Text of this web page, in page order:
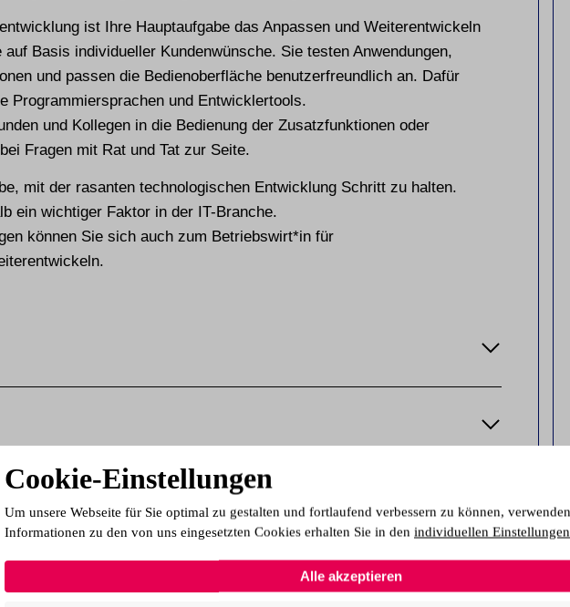
ist Ihre Hauptaufgabe das Anpassen und Weiterentwickeln
Basis individueller Kundenwünsche. Sie testen Anwendungen,
und passen die Bedienoberfläche benutzerfreundlich an. Dafür
Programmiersprachen und Entwicklertools.
und Kollegen in die Bedienung der Zusatzfunktionen oder
Fragen mit Rat und Tat zur Seite.
mit der rasanten technologischen Entwicklung Schritt zu halten.
ein wichtiger Faktor in der IT-Branche.
können Sie sich auch zum Betriebswirt*in für
Cookie-Einstellungen
Um unsere Webseite für Sie optimal zu gestalten und fortlaufend verbessern zu können,
Informationen zu den von uns eingesetzten Cookies erhalten Sie in den individuellen Einstellungen
Alle akzeptieren